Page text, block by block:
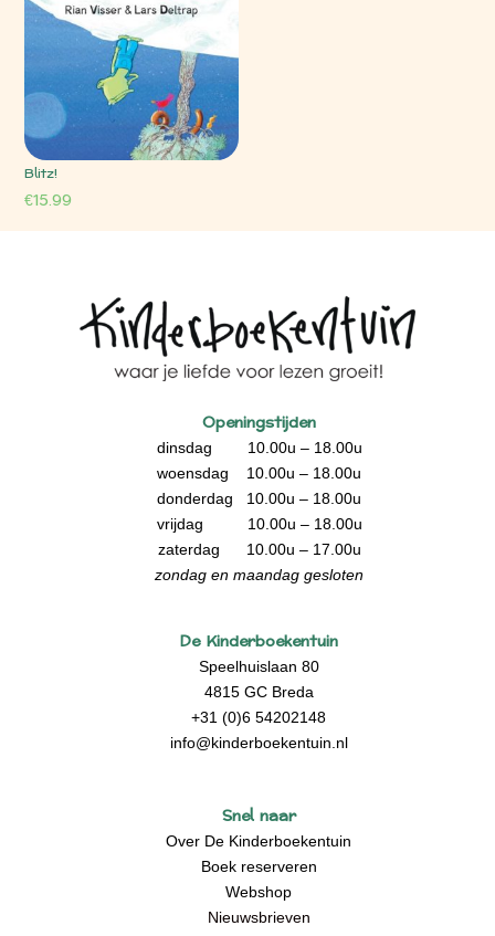
Blitz!
€15.99
Openingstijden
dinsdag 10.00u – 18.00u
woensdag 10.00u – 18.00u
donderdag 10.00u – 18.00u
vrijdag 10.00u – 18.00u
zaterdag 10.00u – 17.00u
zondag en maandag gesloten
De Kinderboekentuin
Speelhuislaan 80
4815 GC Breda
+31 (0)6 54202148
info@kinderboekentuin.nl
Snel naar
Over De Kinderboekentuin
Boek reserveren
Webshop
Nieuwsbrieven